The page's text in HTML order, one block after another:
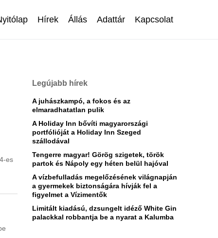
Hírek Állás Adattár Kapcsolat
es
Legújabb hírek
A juhászkampó, a fokos és az
elmaradhatatlan pulik
A Holiday Inn bővíti magyarországi
portfólióját a Holiday Inn Szeged
szállodával
Tengerre magyar! Görög szigetek, török
partok és Nápoly egy héten belül hajóval
A vízbefulladás megelőzésének világnapján
a gyermekek biztonságára hívják fel a
figyelmet a Vízimentők
Limitált kiadású, dzsungelt idéző White Gin
palackkal robbantja be a nyarat a Kalumba